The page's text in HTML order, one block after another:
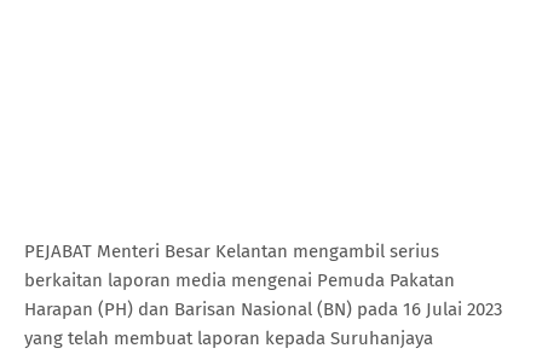
PEJABAT Menteri Besar Kelantan mengambil serius
berkaitan laporan media mengenai Pemuda Pakatan
Harapan (PH) dan Barisan Nasional (BN) pada 16 Julai 2023
yang telah membuat laporan kepada Suruhanjaya